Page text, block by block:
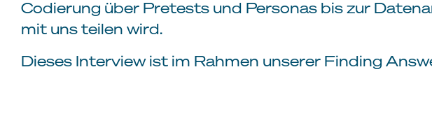
Codierung über Pretests und Personas bis zur
mit uns teilen wird.
Dieses Interview ist im Rahmen unserer Finding